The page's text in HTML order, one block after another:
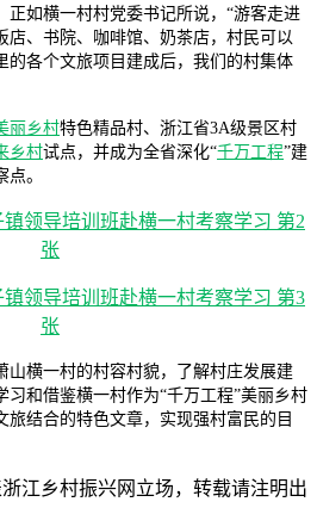
正如横一村村党委书记所说，“游客走进
店、书院、咖啡馆、奶茶店，村民可以
的各个文旅项目建成后，我们的村集体
丽乡村特色精品村、浙江省3A级景区村
乡村试点，并成为全省深化“千万工程”建
。
山横一村的村容村貌，了解村庄发展建
和借鉴横一村作为“千万工程”美丽乡村
旅结合的特色文章，实现强村富民的目
江乡村振兴网立场，转载请注明出